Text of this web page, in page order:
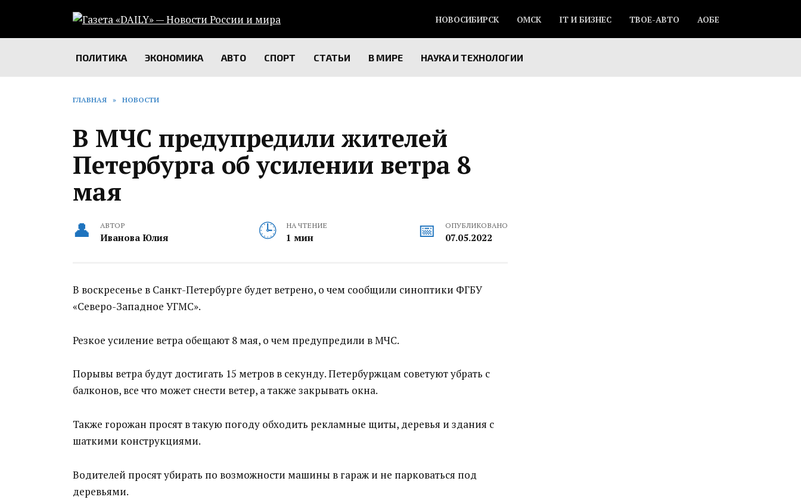
содержанию
НОВОСИБИРСК ОМСК IT И БИЗНЕС ТВОЕ-АВТО АОБЕ
ПОЛИТИКА ЭКОНОМИКА АВТО СПОРТ СТАТЬИ В МИРЕ НАУКА И ТЕХНОЛОГИИ
ГЛАВНАЯ » НОВОСТИ
В МЧС предупредили жителей
Петербурга об усилении ветра 8
мая
АВТОР
Иванова Юлия
НА ЧТЕНИЕ
1 мин
ОПУБЛИКОВАНО
07.05.2022
В воскресенье в Санкт-Петербурге будет ветрено, о чем сообщили синоптики ФГБУ
«Северо-Западное УГМС».
Резкое усиление ветра обещают 8 мая, о чем предупредили в МЧС.
Порывы ветра будут достигать 15 метров в секунду. Петербуржцам советуют убрать с
балконов, все что может снести ветер, а также закрывать окна.
Также горожан просят в такую погоду обходить рекламные щиты, деревья и здания с
шаткими конструкциями.
Водителей просят убирать по возможности машины в гараж и не парковаться под
деревьями.